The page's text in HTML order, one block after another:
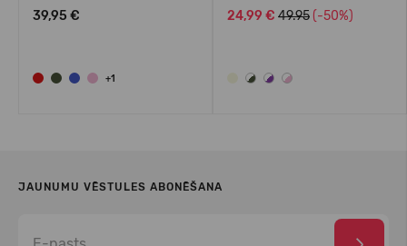
39,95 €
+1
24,99 € 49.95 (-50%)
JAUNUMU VĒSTULES ABONĒŠANA